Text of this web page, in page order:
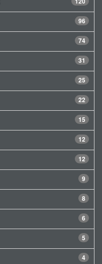
96
74
31
25
22
15
12
12
9
8
6
5
4